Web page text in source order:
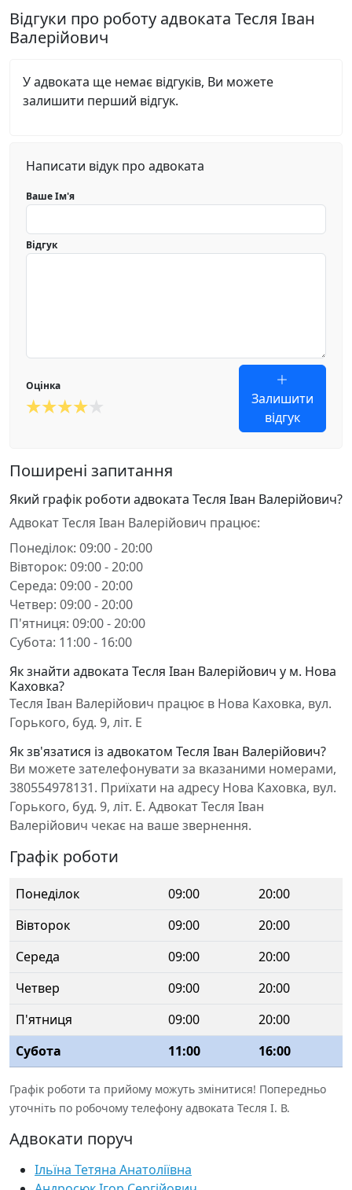
Відгуки про роботу адвоката Тесля Іван
Валерійович
У адвоката ще немає відгуків, Ви можете
залишити перший відгук.
Написати відук про адвоката
Ваше Ім'я
Відгук
Оцінка
Залишити
відгук
Поширені запитання
Який графік роботи адвоката Тесля Іван Валерійович?
Адвокат Тесля Іван Валерійович працює:
Понеділок: 09:00 - 20:00
Вівторок: 09:00 - 20:00
Середа: 09:00 - 20:00
Четвер: 09:00 - 20:00
П'ятниця: 09:00 - 20:00
Субота: 11:00 - 16:00
Як знайти адвоката Тесля Іван Валерійович у м. Нова
Каховка?
Тесля Іван Валерійович працює в Нова Каховка, вул.
Горького, буд. 9, літ. Е
Як зв'язатися із адвокатом Тесля Іван Валерійович?
Ви можете зателефонувати за вказаними номерами,
380554978131. Приїхати на адресу Нова Каховка, вул.
Горького, буд. 9, літ. Е. Адвокат Тесля Іван
Валерійович чекає на ваше звернення.
Графік роботи
Понеділок 09:00
20:00
Вівторок
09:00
20:00
Середа
09:00
20:00
Четвер
09:00
20:00
П'ятниця
09:00
20:00
Субота
11:00 16:00
Графік роботи та прийому можуть змінитися! Попередньо
уточніть по робочому телефону адвоката Тесля І. В.
Адвокати поруч
Ільїна Тетяна Анатоліївна